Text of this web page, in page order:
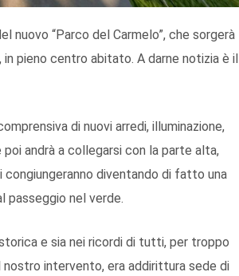
nuovo “Parco del Carmelo”, che sorgerà
in pieno centro abitato. A darne notizia è il
di nuovi arredi, illuminazione,
andrà a collegarsi con la parte alta,
congiungeranno diventando di fatto una
passeggio nel verde.
e sia nei ricordi di tutti, per troppo
intervento, era addirittura sede di